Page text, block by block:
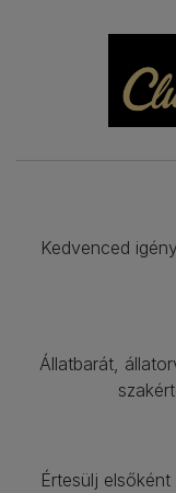
Kedvenced
Állatbarát,
Értesülj